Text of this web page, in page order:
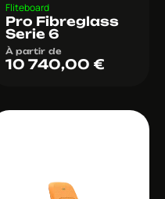
Fliteboard
Pro Fibreglass
Serie 6
À partir de
10 740,00 €